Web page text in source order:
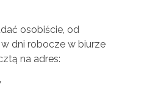
osobiście, od
dni robocze w biurze
na adres: